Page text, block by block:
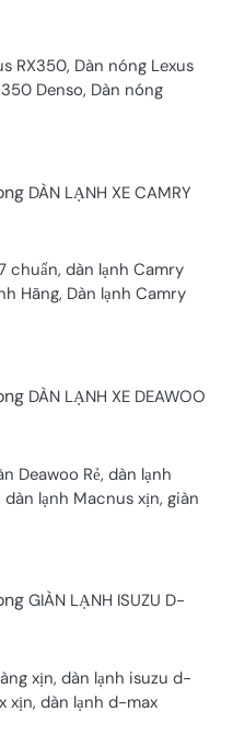
RX350, Dàn nóng Lexus
Denso, Dàn nóng
DÀN LẠNH XE CAMRY
chuẩn, dàn lạnh Camry
Hãng, Dàn lạnh Camry
DÀN LẠNH XE DEAWOO
Deawoo Rẻ, dàn lạnh
lạnh Macnus xịn, giàn
GIÀN LẠNH ISUZU D-
xịn, dàn lạnh isuzu d-
xịn, dàn lạnh d-max